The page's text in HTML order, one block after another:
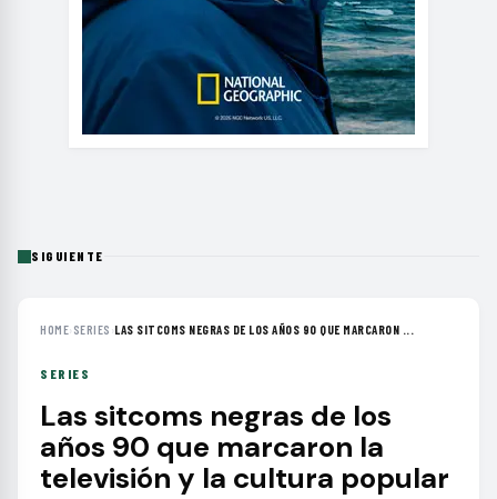
SIGUIENTE
HOME› SERIES ›LAS SITCOMS NEGRAS DE LOS AÑOS 90 QUE MARCARON ...
SERIES
Las sitcoms negras de los
años 90 que marcaron la
televisión y la cultura popular